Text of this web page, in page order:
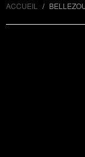
ACCUEIL /